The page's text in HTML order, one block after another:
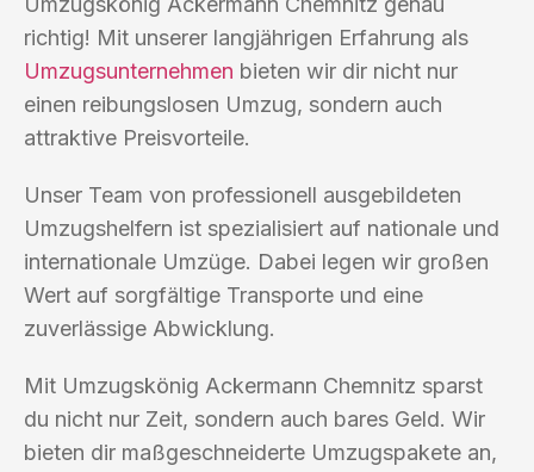
richtig! Mit unserer langjährigen Erfahrung als
Umzugsunternehmen bieten wir dir nicht nur
einen reibungslosen Umzug, sondern auch
attraktive Preisvorteile.
Unser Team von professionell ausgebildeten
Umzugshelfern ist spezialisiert auf nationale und
internationale Umzüge. Dabei legen wir großen
Wert auf sorgfältige Transporte und eine
zuverlässige Abwicklung.
Mit Umzugskönig Ackermann Chemnitz sparst
du nicht nur Zeit, sondern auch bares Geld. Wir
bieten dir maßgeschneiderte Umzugspakete an,